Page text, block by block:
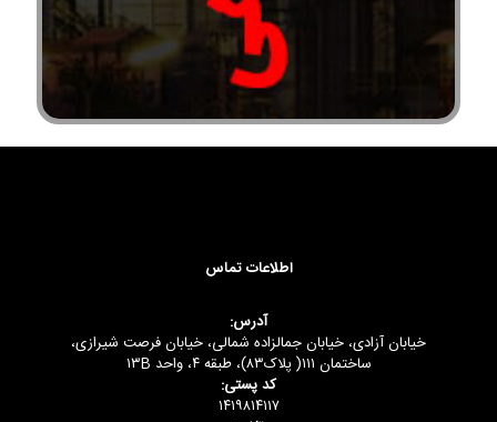
اطلاعات تماس
آدرس:
خیابان آزادی، خیابان جمالزاده شمالی، خیابان فرصت شیرازی،
ساختمان ۱۱۱( پلاک۸۳)، طبقه ۴، واحد ۱۳B
کد پستی:
۱۴۱۹۸۱۴۱۱۷